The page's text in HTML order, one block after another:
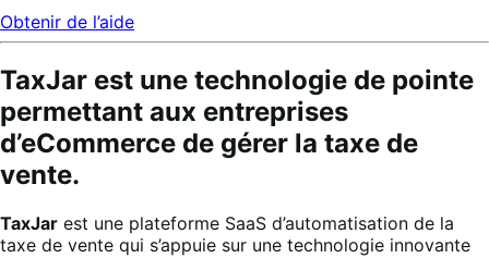
Obtenir de l’aide
TaxJar est une technologie de pointe
permettant aux entreprises
d’eCommerce de gérer la taxe de
vente.
TaxJar est une plateforme SaaS d’automatisation de la
taxe de vente qui s’appuie sur une technologie innovante